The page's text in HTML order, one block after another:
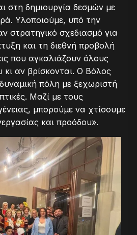
στη δημιουργία δεσμών με
Υλοποιούμε, υπό την
στρατηγικό σχεδιασμό για
και τη διεθνή προβολή
που αγκαλιάζουν όλους
αν βρίσκονται. Ο Βόλος
πόλη με ξεχωριστή
Μαζί με τους
μπορούμε να χτίσουμε
και προόδου».